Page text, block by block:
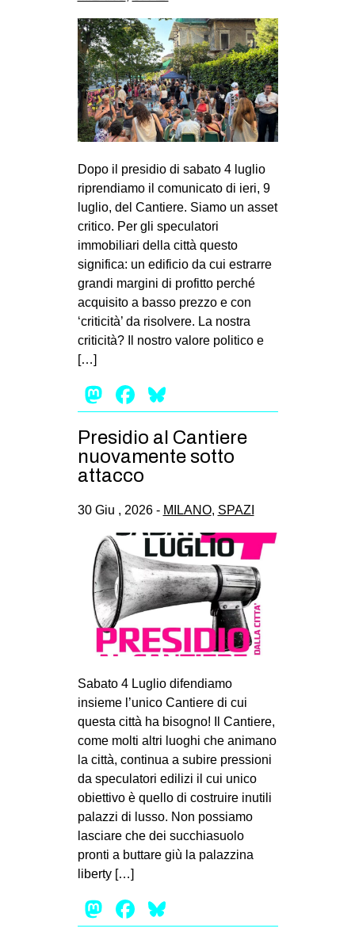
ARTE
CINEMA
MANIFESTI
MUSICA
RECENSIONI
INTERNAZIONALE
AFRICA
ESTREMO ORIENTE
EUROPA
MEDIO ORIENTE
MONDO
tw
ms
SEARCH
Dopo il presidio di sabato 4 luglio
riprendiamo il comunicato di ieri, 9
luglio, del Cantiere. Siamo un asset
critico. Per gli speculatori
immobiliari della città questo
significa: un edificio da cui estrarre
grandi margini di profitto perché
acquisito a basso prezzo e con
‘criticità’ da risolvere. La nostra
criticità? Il nostro valore politico e
[…]
Mastodon
Facebook
Presidio al Cantiere
nuovamente sotto
attacco
30 Giu , 2026 - MILANO, SPAZI
Sabato 4 Luglio difendiamo
insieme l’unico Cantiere di cui
questa città ha bisogno! Il Cantiere,
come molti altri luoghi che animano
la città, continua a subire pressioni
da speculatori edilizi il cui unico
obiettivo è quello di costruire inutili
palazzi di lusso. Non possiamo
lasciare che dei succhiasuolo
pronti a buttare giù la palazzina
liberty […]
Mastodon
Facebook